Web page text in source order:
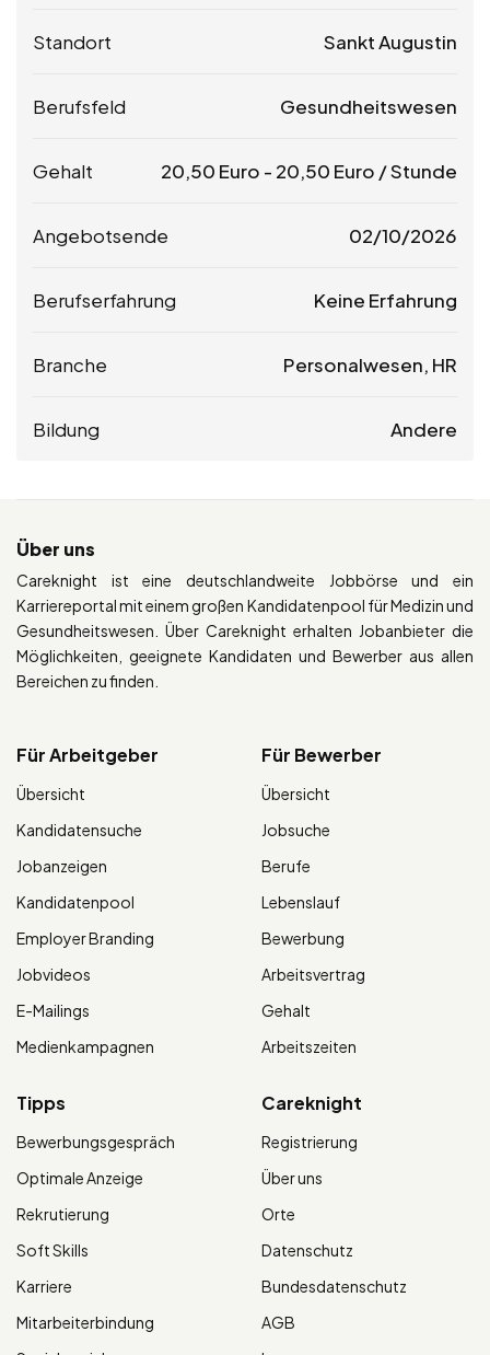
Standort Sankt Augustin
Berufsfeld Gesundheitswesen
Gehalt 20,50 Euro - 20,50 Euro / Stunde
Angebotsende 02/10/2026
Berufserfahrung Keine Erfahrung
Branche Personalwesen, HR
Bildung Andere
Über uns
Careknight ist eine deutschlandweite Jobbörse und ein
Karriereportal mit einem großen Kandidatenpool für Medizin und
Gesundheitswesen. Über Careknight erhalten Jobanbieter die
Möglichkeiten, geeignete Kandidaten und Bewerber aus allen
Bereichen zu finden.
Für Arbeitgeber
Übersicht
Kandidatensuche
Jobanzeigen
Kandidatenpool
Employer Branding
Jobvideos
E-Mailings
Medienkampagnen
Für Bewerber
Übersicht
Jobsuche
Berufe
Lebenslauf
Bewerbung
Arbeitsvertrag
Gehalt
Arbeitszeiten
Tipps
Bewerbungsgespräch
Optimale Anzeige
Rekrutierung
Soft Skills
Karriere
Mitarbeiterbindung
Careknight
Registrierung
Über uns
Orte
Datenschutz
Bundesdatenschutz
AGB